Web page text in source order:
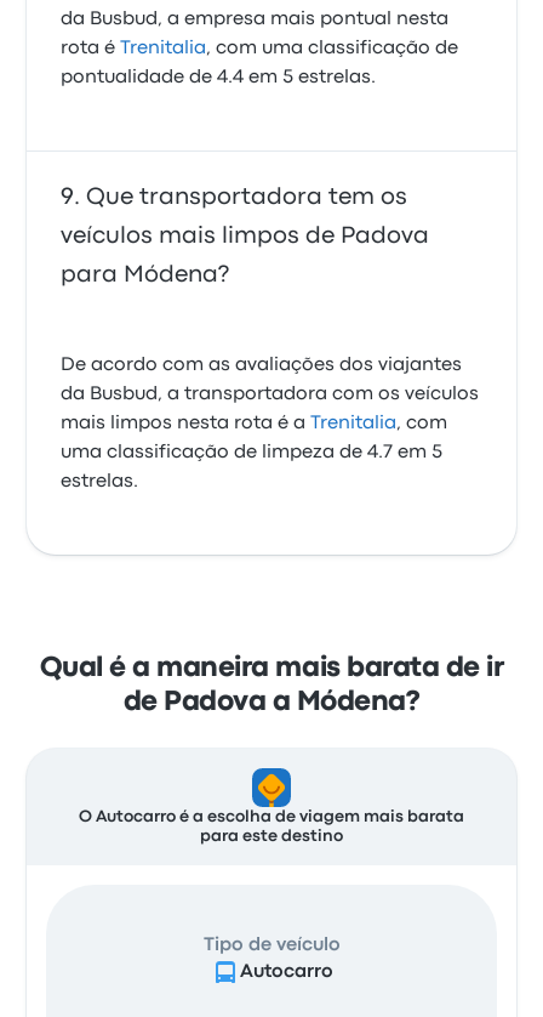
da Busbud, a empresa mais pontual nesta
rota é
Trenitalia, com uma classificação de
pontualidade de 4.4 em 5 estrelas.
Que transportadora tem os
veículos mais limpos de Padova
para Módena?
De acordo com as avaliações dos viajantes
da Busbud, a transportadora com os veículos
mais limpos nesta rota é a
Trenitalia, com
uma classificação de limpeza de 4.7 em 5
estrelas.
Qual é a maneira mais barata de ir
de Padova a Módena?
O Autocarro é a escolha de viagem mais barata
para este destino
Tipo de veículo
Autocarro